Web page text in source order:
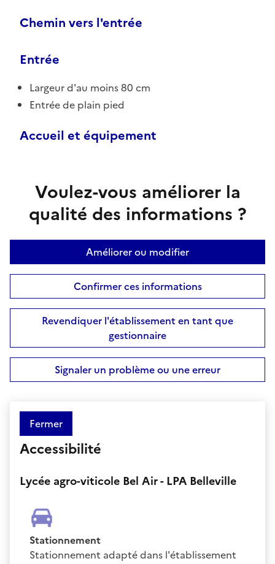
Chemin vers l'entrée
Entrée
Largeur d'au moins 80 cm
Entrée de plain pied
Accueil et équipement
Voulez-vous améliorer la
qualité des informations ?
Améliorer ou modifier
Confirmer ces informations
Revendiquer l'établissement en tant que
gestionnaire
Signaler un problème ou une erreur
Fermer
Accessibilité
Lycée agro-viticole Bel Air - LPA Belleville
Stationnement
Stationnement adapté dans l'établissement